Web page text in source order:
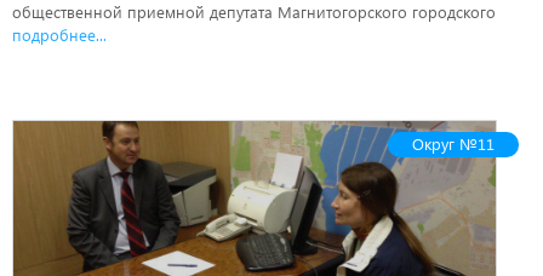
общественной приемной депутата Магнитогорского городского
подробнее...
Округ №11